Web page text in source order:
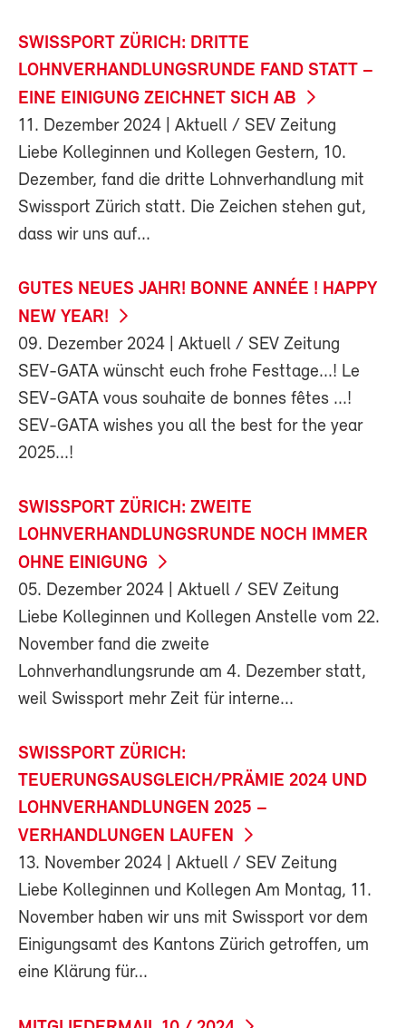
SWISSPORT ZÜRICH: DRITTE
LOHNVERHANDLUNGSRUNDE FAND STATT –
EINE EINIGUNG ZEICHNET SICH AB
11. Dezember 2024 | Aktuell / SEV Zeitung
Liebe Kolleginnen und Kollegen Gestern, 10.
Dezember, fand die dritte Lohnverhandlung mit
Swissport Zürich statt. Die Zeichen stehen gut,
dass wir uns auf...
GUTES NEUES JAHR! BONNE ANNÉE ! HAPPY
NEW YEAR!
09. Dezember 2024 | Aktuell / SEV Zeitung
SEV-GATA wünscht euch frohe Festtage...! Le
SEV-GATA vous souhaite de bonnes fêtes ...!
SEV-GATA wishes you all the best for the year
2025...!
SWISSPORT ZÜRICH: ZWEITE
LOHNVERHANDLUNGSRUNDE NOCH IMMER
OHNE EINIGUNG
05. Dezember 2024 | Aktuell / SEV Zeitung
Liebe Kolleginnen und Kollegen Anstelle vom 22.
November fand die zweite
Lohnverhandlungsrunde am 4. Dezember statt,
weil Swissport mehr Zeit für interne...
SWISSPORT ZÜRICH:
TEUERUNGSAUSGLEICH/PRÄMIE 2024 UND
LOHNVERHANDLUNGEN 2025 –
VERHANDLUNGEN LAUFEN
13. November 2024 | Aktuell / SEV Zeitung
Liebe Kolleginnen und Kollegen Am Montag, 11.
November haben wir uns mit Swissport vor dem
Einigungsamt des Kantons Zürich getroffen, um
eine Klärung für...